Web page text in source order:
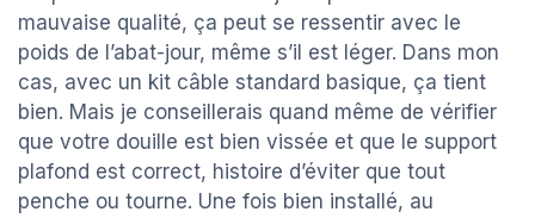
mauvaise qualité, ça peut se ressentir avec le
poids de l’abat-jour, même s’il est léger. Dans mon
cas, avec un kit câble standard basique, ça tient
bien. Mais je conseillerais quand même de vérifier
que votre douille est bien vissée et que le support
plafond est correct, histoire d’éviter que tout
penche ou tourne. Une fois bien installé, au